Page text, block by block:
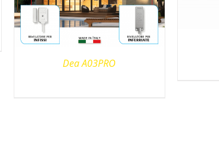
Dea A03PRO